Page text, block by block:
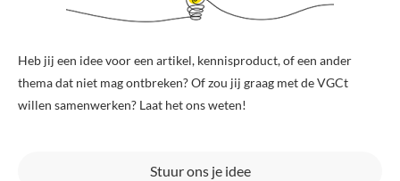
Heb jij een idee voor een artikel, kennisproduct, of een ander
thema dat niet mag ontbreken? Of zou jij graag met de VGCt
willen samenwerken? Laat het ons weten!
Stuur ons je idee